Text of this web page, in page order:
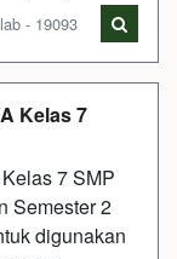
- 19093
Kelas 7
7 SMP
Semester 2
digunakan